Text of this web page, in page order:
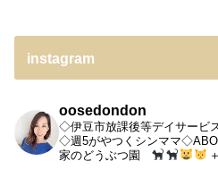
instagram
oosedondon
◇伊豆市放課後等デイサービ
◇週5がやつくシンママ◇ABO
家のどうぶつ園